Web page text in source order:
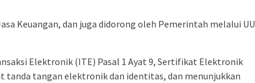
Keuangan, dan juga didorong oleh Pemerintah melalui UU
Elektronik (ITE) Pasal 1 Ayat 9, Sertifikat Elektronik
tanda tangan elektronik dan identitas, dan menunjukkan